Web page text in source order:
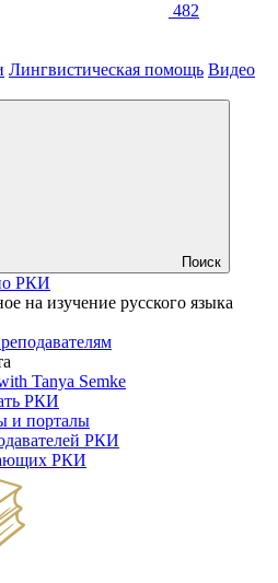
482
Лингвистическая помощь Видео
Поиск
РКИ
на изучение русского языка
Tanya Semke
РКИ
и порталы
РКИ
РКИ